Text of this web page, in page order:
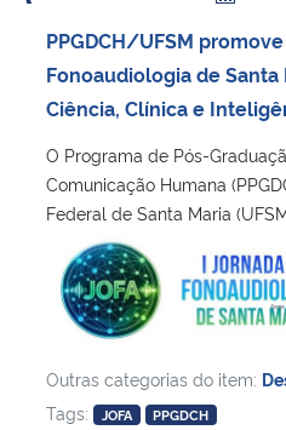
Gabinete de Segurança Institucional
Advocacia-Geral da União
Banco Central do Brasil
PPGDCH/UFSM
Fonoaudiologia de
Ciência, Clínica e
O Programa de Pós-
Comunicação Humana
Federal de Santa Maria
Outras categorias do item:
Tags:
JOFA PPGDCH